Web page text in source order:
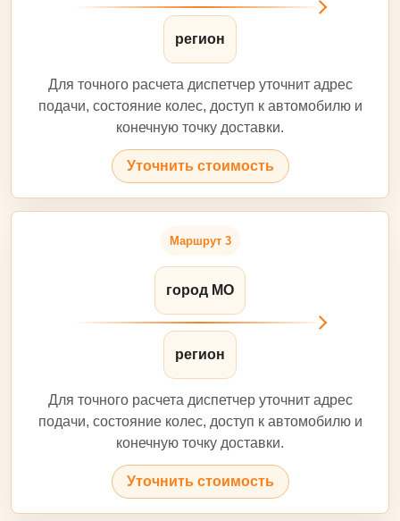
регион
Для точного расчета диспетчер уточнит адрес
подачи, состояние колес, доступ к автомобилю и
конечную точку доставки.
Уточнить стоимость
Маршрут 3
город МО
регион
Для точного расчета диспетчер уточнит адрес
подачи, состояние колес, доступ к автомобилю и
конечную точку доставки.
Уточнить стоимость